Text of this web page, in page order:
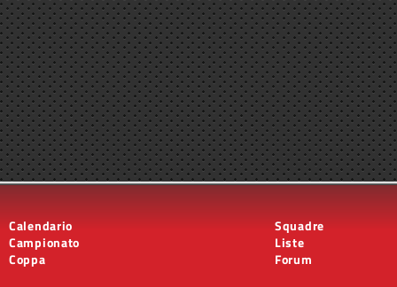
Calendario
Campionato
Coppa
Squadre
Liste
Forum